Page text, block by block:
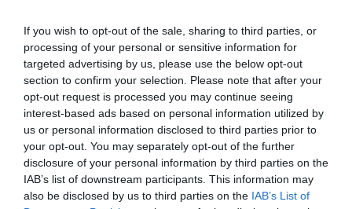
If you wish to opt-out of the sale, sharing to third parties, or
processing of your personal or sensitive information for
targeted advertising by us, please use the below opt-out
section to confirm your selection. Please note that after your
opt-out request is processed you may continue seeing
interest-based ads based on personal information utilized by
us or personal information disclosed to third parties prior to
your opt-out. You may separately opt-out of the further
disclosure of your personal information by third parties on the
IAB’s list of downstream participants. This information may
also be disclosed by us to third parties on the IAB’s List of
proprietar şi care nu sunt împrejmuite. Apare, astfel,
riscul ca pe aceste terenuri să fie depozitate deșeuri
sau, în sine, să prezinte pericole. Inclusiv din punct de
vedere estetic,un teren intravilancare nu este
împrejmuit are un aspect total inestetic. Mai mult,
atunci când pentru un teren intravilan există
autorizație de construire şi au fost demarate lucrări